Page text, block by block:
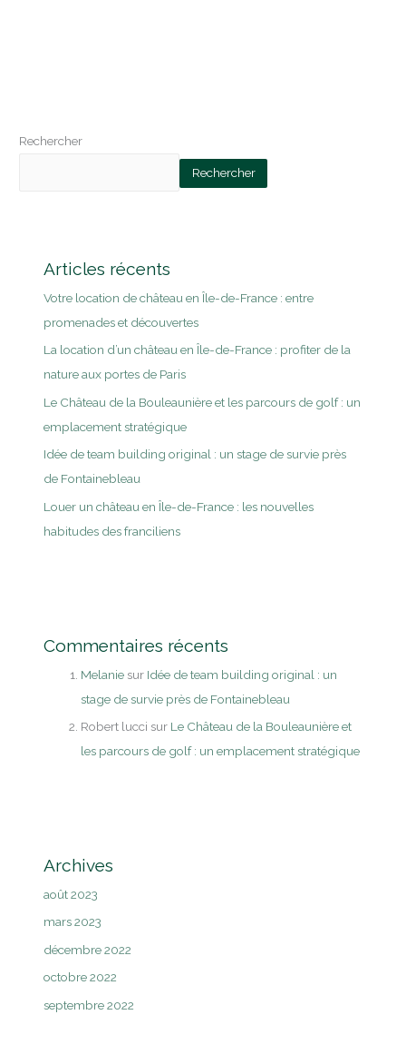
Rechercher
Rechercher
Articles récents
Votre location de château en Île-de-France : entre
promenades et découvertes
La location d’un château en Île-de-France : profiter de la
nature aux portes de Paris
Le Château de la Bouleaunière et les parcours de golf : un
emplacement stratégique
Idée de team building original : un stage de survie près
de Fontainebleau
Louer un château en Île-de-France : les nouvelles
habitudes des franciliens
Commentaires récents
Melanie sur Idée de team building original : un
stage de survie près de Fontainebleau
Robert lucci sur Le Château de la Bouleaunière et
les parcours de golf : un emplacement stratégique
Archives
août 2023
mars 2023
décembre 2022
octobre 2022
septembre 2022